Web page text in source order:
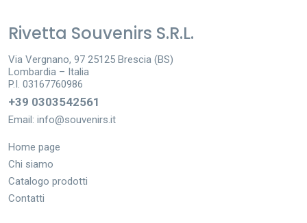
Rivetta Souvenirs S.R.L.
Via Vergnano, 97 25125 Brescia (BS)
Lombardia – Italia
P.I. 03167760986
+39 0303542561
Email: info@souvenirs.it
Home page
Chi siamo
Catalogo prodotti
Contatti